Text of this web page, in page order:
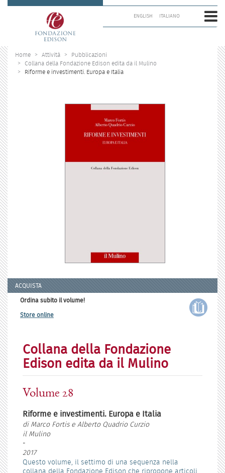
alla
navigazione
ENGLISH ITALIANO
Home Attività
Pubblicazioni
Collana della Fondazione Edison edita da il Mulino
Riforme e investimenti. Europa e Italia
ACQUISTA
Ordina subito il volume!
Store online
Collana della Fondazione
Edison edita da il Mulino
Volume 28
Riforme e investimenti. Europa e Italia
di Marco Fortis e Alberto Quadrio Curzio
il Mulino
-
2017
Questo volume, il settimo di una sequenza nella
collana della Fondazione Edison che ripropone articoli